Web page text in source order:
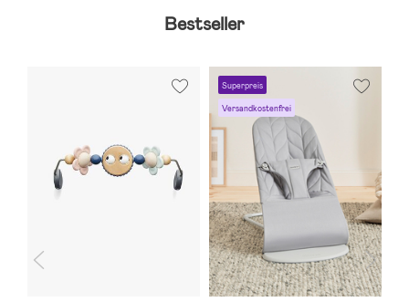
Bestseller
Superpreis
Versandkostenfrei